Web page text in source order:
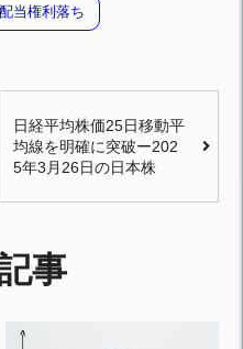
配当権利落ち
日経平均株価25日移動平
均線を明確に突破ー202
5年3月26日の日本株
事